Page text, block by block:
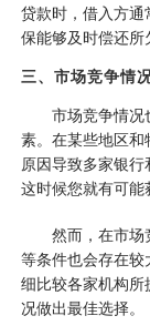
贷款时，借入方
保能够及时偿还所
三、市场竞争情
市场竞争情况
素。在某些地区
原因导致多家银行
这时候您就有可能
然而，在市场
等条件也会存在
细比较各家机构
况做出最佳选择。